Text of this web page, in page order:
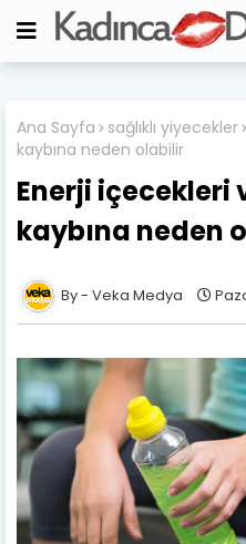
Ana Sayfa sağlıklı yiyecekler
kaybına neden olabilir
Enerji içecekleri
kaybına neden
Veka Medya